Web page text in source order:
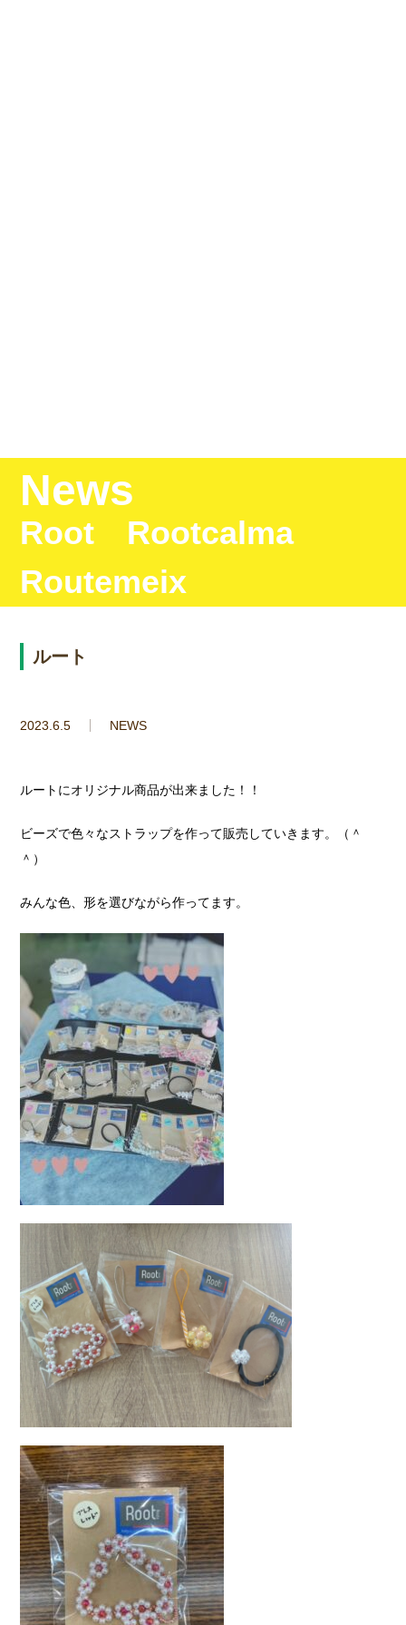
News
Root Rootcalma
Routemeix
ルート
2023.6.5 NEWS
ルートにオリジナル商品が出来ました！！
ビーズで色々なストラップを作って販売していきます。（＾
＾）
みんな色、形を選びながら作ってます。